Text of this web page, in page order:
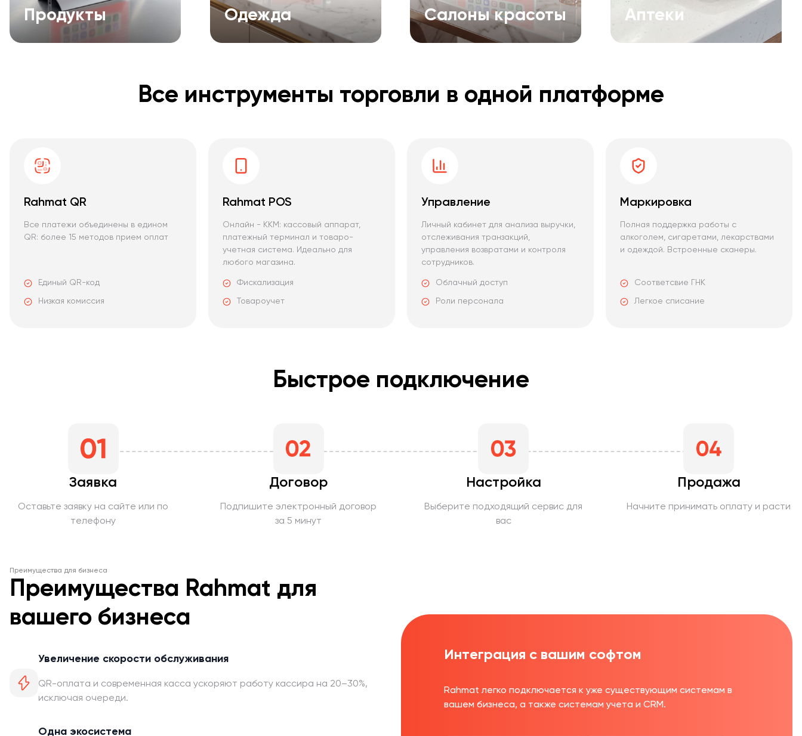
Продукты Одежда Салоны красоты Аптеки
Все инструменты торговли в одной платформе
Rahmat QR
Все платежи объединены в едином
QR: более 15 методов прием оплат
Единый QR-код
Низкая комиссия
Rahmat POS
Онлайн - ККМ: кассовый аппарат,
платежный терминал и товаро-
учетная система. Идеально для
любого магазина.
Фискализация
Товароучет
Управление
Личный кабинет для анализа выручки,
отслеживания транзакций,
управления возвратами и контроля
сотрудников.
Облачный доступ
Роли персонала
Маркировка
Полная поддержка работы с
алкоголем, сигаретами, лекарствами
и одеждой. Встроенные сканеры.
Соответсвие ГНК
Легкое списание
Быстрое подключение
Заявка
Оставьте заявку на сайте или по
телефону
Договор
Подпишите электронный договор
за 5 минут
Настройка
Выберите подходящий сервис для
вас
Продажа
Начните принимать оплату и расти
Преимущества для бизнеса
Преимущества Rahmat для
вашего бизнеса
Увеличение скорости обслуживания
QR-оплата и современная касса ускоряют работу кассира на 20–30%,
исключая очереди.
Одна экосистема
Интеграция с вашим софтом
Rahmat легко подключается к уже существующим системам в
вашем бизнеса, а также системам учета и CRM.